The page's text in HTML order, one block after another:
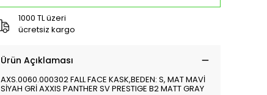
1000 TL üzeri
ücretsiz kargo
Ürün Açıklaması
AXS.0060.000302 FALL FACE KASK,BEDEN: S, MAT MAVİ
SİYAH GRİ AXXIS PANTHER SV PRESTIGE B2 MATT GRAY